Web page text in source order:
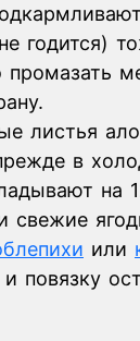
годится)
промазать
листья
в
на
свежие
или
повязку